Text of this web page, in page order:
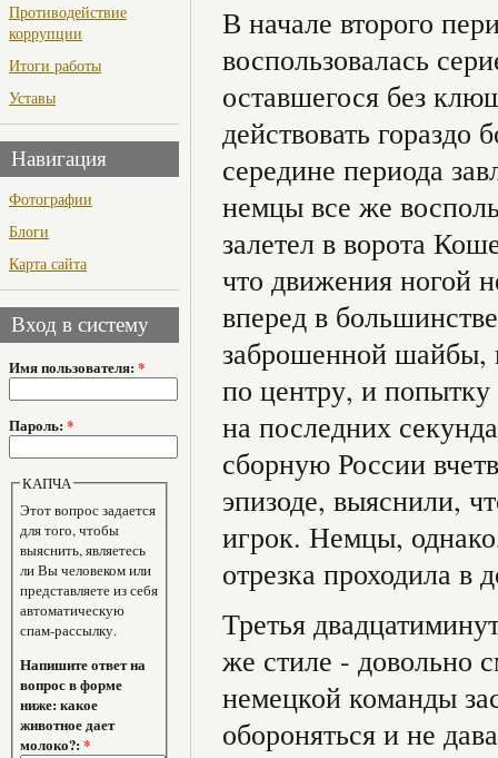
Противодействие
коррупции
Итоги работы
Уставы
Навигация
Фотографии
Блоги
Карта сайта
Вход в систему
Имя пользователя: *
Пароль: *
КАПЧА
Этот вопрос задается
для того, чтобы
выяснить, являетесь
ли Вы человеком или
представляете из себя
автоматическую
спам-рассылку.
Напишите ответ на
вопрос в форме
ниже: какое
животное дает
молоко?:*
В начале второго
воспользовалась
оставшегося без
действовать гораздо
середине периода
немцы все же
залетел в ворота
что движения ногой
вперед в
заброшенной шайбы,
по центру, и
на последних
сборную России
эпизоде, выяснили,
игрок. Немцы,
отрезка проходила в
Третья
же стиле - довольно
немецкой команды
обороняться и не